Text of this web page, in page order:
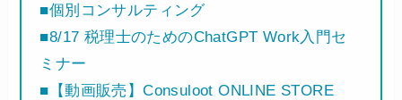
■個別コンサルティング
■8/17 税理士のためのChatGPT Work入門セ
ミナー
■【動画販売】Consuloot ONLINE STORE